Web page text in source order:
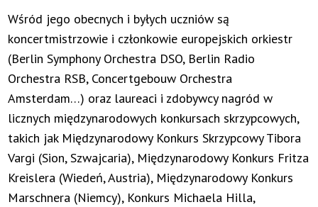
Wśród jego obecnych i byłych uczniów są
koncertmistrzowie i członkowie europejskich orkiestr
(Berlin Symphony Orchestra DSO, Berlin Radio
Orchestra RSB, Concertgebouw Orchestra
Amsterdam…) oraz laureaci i zdobywcy nagród w
licznych międzynarodowych konkursach skrzypcowych,
takich jak Międzynarodowy Konkurs Skrzypcowy Tibora
Vargi (Sion, Szwajcaria), Międzynarodowy Konkurs Fritza
Kreislera (Wiedeń, Austria), Międzynarodowy Konkurs
Marschnera (Niemcy), Konkurs Michaela Hilla,